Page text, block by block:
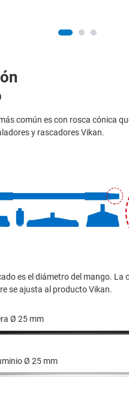
común es con rosca cónica
y rascadores Vikan.
es el diámetro del mango. La
se ajusta al producto Vikan.
Ø 25 mm
Ø 25 mm